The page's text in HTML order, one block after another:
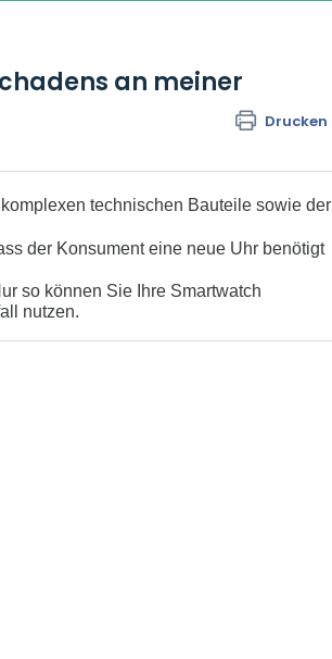
an meiner
Drucken
technischen Bauteile sowie der
der Konsument eine neue Uhr benötigt
so können Sie Ihre Smartwatch
nutzen.